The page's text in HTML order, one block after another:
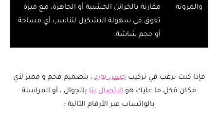
والمرونة
مقارنة بالخزائن الخشبية أو الجاهزة، مع ميزة
تفوق في سهولة التشكيل لتناسب أي مساحة
أو حجم شاشة.
​فإذا كنت ترغب في تركيبجبس بورد، بتصميم فخم و مميز لأي
مكان فكل ما عليك هو الاتصال بنا بالجوال ، أو المراسلة
بالواتساب عبر الأرقام التالية :